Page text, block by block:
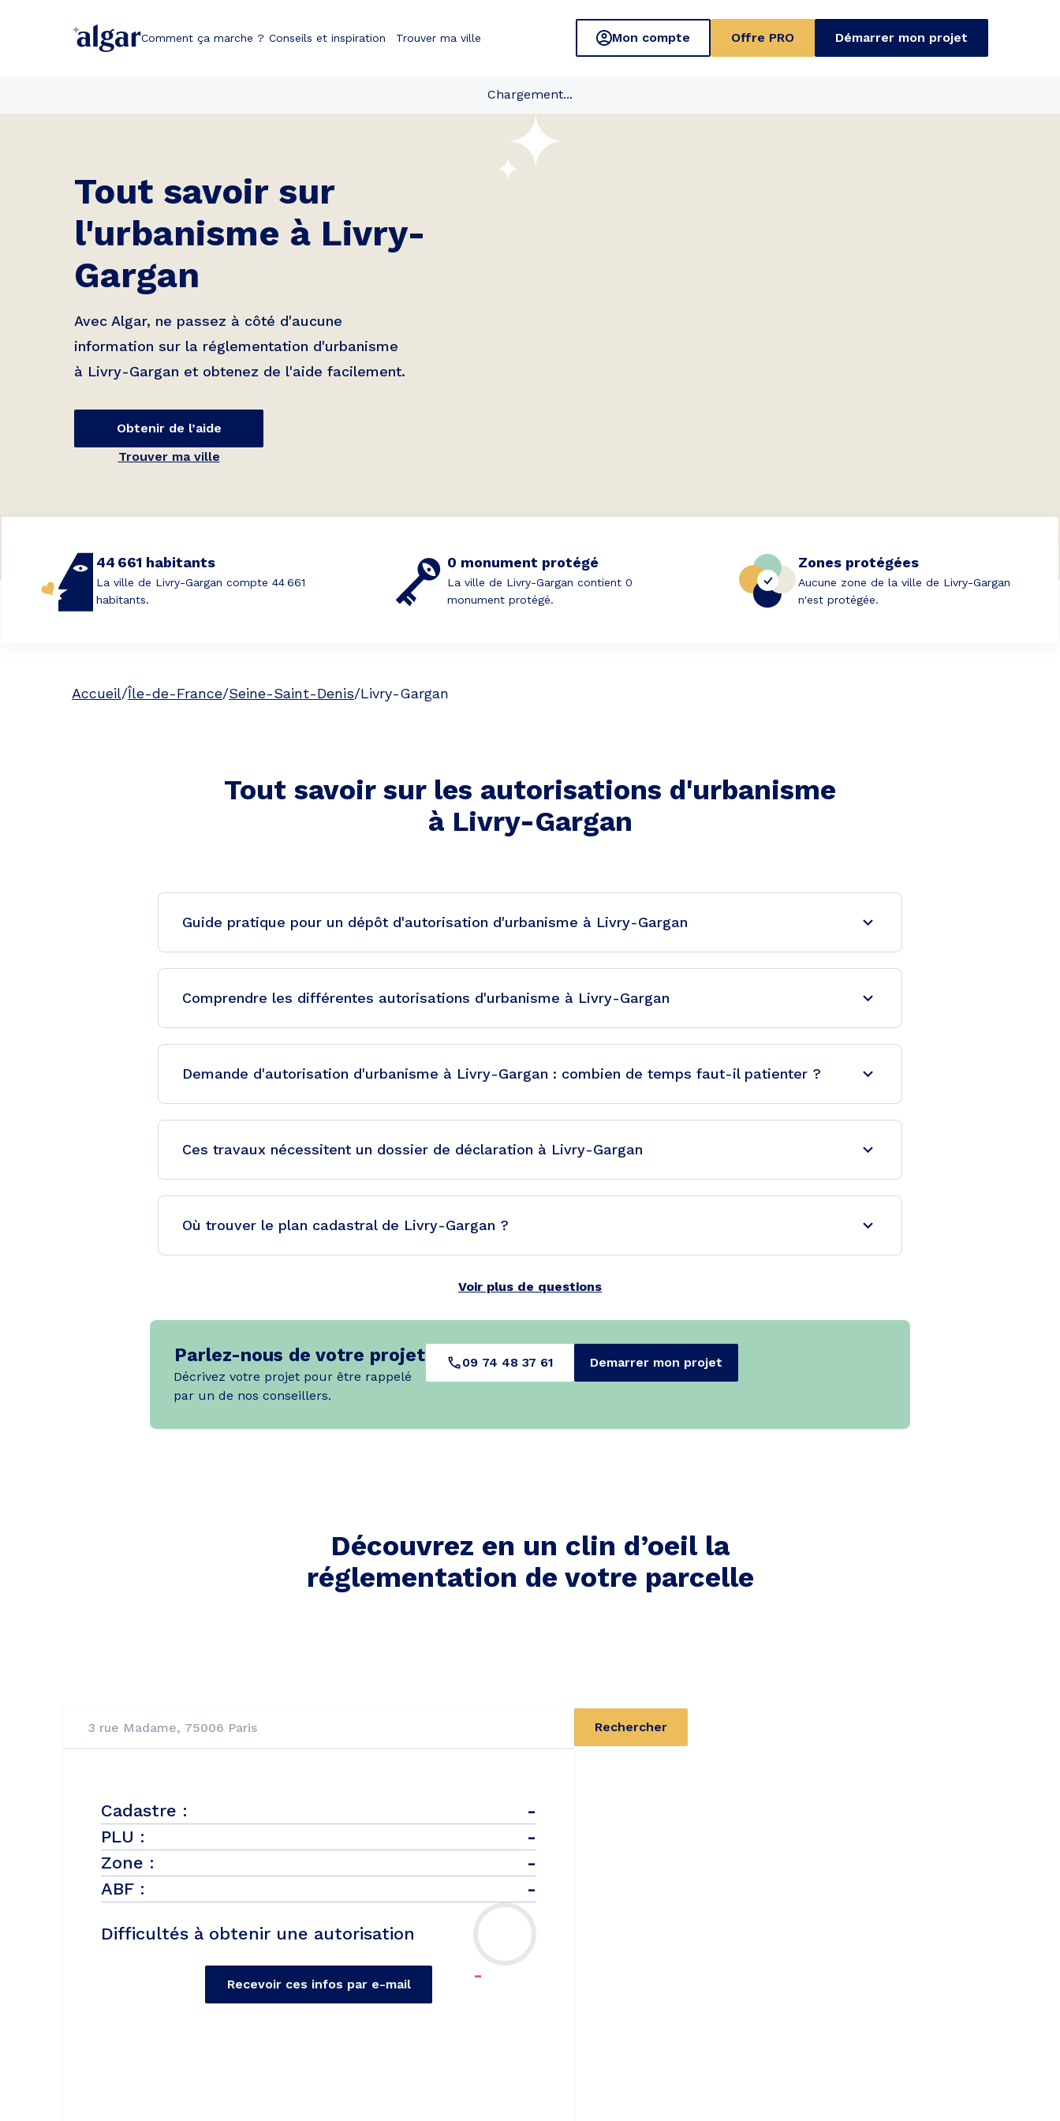
Comment ça marche ? Conseils et inspiration Trouver ma ville Mon compte Offre PRO Démarrer mon projet
Chargement...
Tout savoir sur
l'urbanisme à Livry-
Gargan
Avec Algar, ne passez à côté d'aucune
information sur la réglementation d'urbanisme
à Livry-Gargan et obtenez de l'aide facilement.
Obtenir de l’aide
Trouver ma ville
44 661 habitants
La ville de Livry-Gargan compte 44 661
habitants.
0 monument protégé
La ville de Livry-Gargan contient 0
monument protégé.
Zones protégées
Aucune zone de la ville de Livry-Gargan
n'est protégée.
Accueil/Île-de-France/Seine-Saint-Denis/Livry-Gargan
Tout savoir sur les autorisations d'urbanisme
à Livry-Gargan
Guide pratique pour un dépôt d'autorisation d'urbanisme à Livry-Gargan
Comprendre les différentes autorisations d'urbanisme à Livry-Gargan
Demande d'autorisation d'urbanisme à Livry-Gargan : combien de temps faut-il patienter ?
Ces travaux nécessitent un dossier de déclaration à Livry-Gargan
Où trouver le plan cadastral de Livry-Gargan ?
Voir plus de questions
Parlez-nous de votre projet
Décrivez votre projet pour être rappelé
par un de nos conseillers.
09 74 48 37 61 Demarrer mon projet
Découvrez en un clin d’oeil la
réglementation de votre parcelle
Rechercher
Cadastre :
-
PLU :
-
Zone :
-
ABF :
-
Difficultés à obtenir une autorisation
-
Recevoir ces infos par e-mail